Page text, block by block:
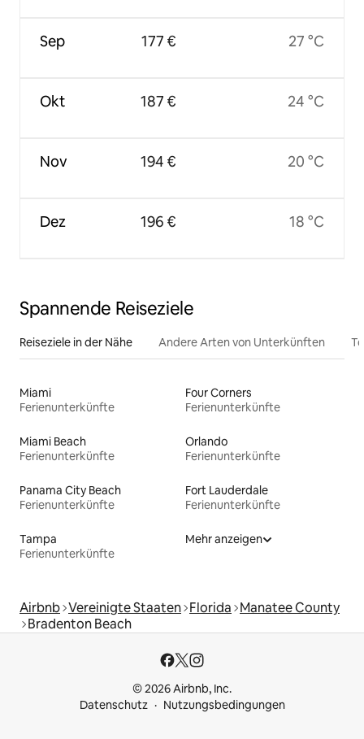
Sep
Okt
Nov
Dez
177 €
187 €
194 €
196 €
27 °C
24 °C
20 °C
18 °C
Spannende Reiseziele
Reiseziele in der Nähe Andere Arten von Unterkünften
Miami
Ferienunterkünfte
Four Corners
Ferienunterkünfte
Miami Beach
Ferienunterkünfte
Orlando
Ferienunterkünfte
Panama City Beach
Ferienunterkünfte
Fort Lauderdale
Ferienunterkünfte
Tampa
Ferienunterkünfte
Mehr anzeigen
Airbnb Vereinigte Staaten Florida Manatee County
Bradenton Beach
© 2026 Airbnb, Inc.
Datenschutz
Nutzungsbedingungen